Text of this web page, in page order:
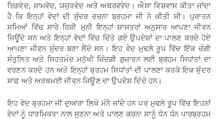
ਰਿਗਵੇਦ, ਸਾਮਵੇਦ, ਯਜੁਰਵੇਦ ਅਤੇ ਅਥਰਵਵੇਦ। ਐਸਾ ਵਿਸ਼ਵਾਸ ਕੀਤਾ ਜਾਂਦਾ
ਹੈ ਕਿ ਇਨ੍ਹਾਂ ਵੇਦਾਂ ਦੀ ਸੁੰਦਰ ਰਚਨਾ ਬ੍ਰਹਮਾ ਜੀ ਨੇ ਕੀਤੀ ਸੀ। ਪੁਰਾਤਨ
ਸਮਿਆਂ ਵਿੱਚ ਸਾਰੇ ਰਿਸ਼ੀ ਮੁਨੀ ਇਨ੍ਹਾਂ ਸ਼ਾਸਤਰਾਂ ਅਨੁਸਾਰ ਆਪਣਾ ਜੀਵਨ
ਜਿਊਂਦੇ ਸਨ ਅਤੇ ਇਨ੍ਹਾਂ ਵੇਦਾਂ ਵਿੱਚ ਦਿੱਤੇ ਗਏ ਉਪਦੇਸ਼ਾਂ ਦਾ ਪਾਲਣ ਕਰਦੇ ਹੋਏ
ਆਪਣਾ ਜੀਵਨ ਸੁੰਦਰ ਬਣਾ ਲੈਂਦੇ ਸਨ। ਇਹ ਵੇਦ ਮੁਢਲੇ ਰੂਪ ਵਿੱਚ ਇੱਕ ਚੰਗੀ
ਸੰਤੁਲਿਤ ਅਤੇ ਸਿਹਤਮੰਦ ਮਨੁੱਖੀ ਜ਼ਿੰਦਗੀ ਗੁਜ਼ਾਰਨ ਲਈ ਬ੍ਰਹਮ ਸਿਧਾਂਤਾਂ ਦਾ
ਵਰਣਨ ਕਰਦੇ ਹਨ ਅਤੇ ਇਨ੍ਹਾਂ ਬ੍ਰਹਮ ਸਿਧਾਂਤਾਂ ਦੀ ਪਾਲਣਾ ਕਰਕੇ ਇਕ ਸੁੰਦਰ
ਸਾਫ਼ ਅਤੇ ਅਰਥਮਈ ਜੀਵਨ ਜਿਊਣ ਦਾ ਉਪਦੇਸ਼ ਦਿੰਦੇ ਹਨ।
ਇਹ ਵੇਦ ਬ੍ਰਹਮਾ ਜੀ ਦੁਆਰਾ ਲਿਖੇ ਮੰਨੇ ਜਾਂਦੇ ਹਨ ਪਰ ਮੁਢਲੇ ਰੂਪ ਵਿੱਚ ਇਹਨਾਂ
ਵੇਦਾਂ ਨੂੰ ਧਾਰਮਿਕਤਾ ਨਾਲ ਸੁਣਨਾ ਅਤੇ ਪਾਲਣ ਕਰਨਾ ਸਾਨੂੰ ਧੰਨ ਧੰਨ ਪਾਰਬ੍ਰਹਮ